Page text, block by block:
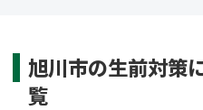
旭川市の生前対策
覧